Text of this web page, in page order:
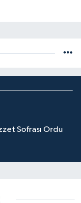
Sofrası Ordu